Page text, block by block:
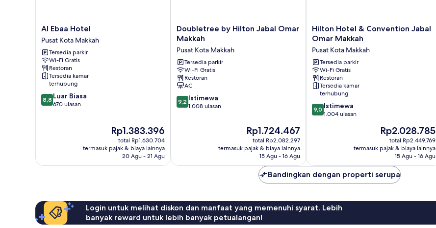
Al
Ebaa
Hotel
Pusat
Kota
Makkah
Al Ebaa Hotel
Pusat Kota Makkah
Tersedia parkir
Wi-Fi Gratis
Restoran
Tersedia kamar
terhubung
8.8
dari
8,8 Luar Biasa
670 ulasan
Harga
sekarang
Rp1.383.396
Rp1.383.396
total Rp1.630.704
termasuk pajak & biaya lainnya
20 Agu - 21 Agu
Doubletree
by
Jabal
Omar
Makkah
Pusat
Kota
Makkah
Doubletree by Hilton Jabal Omar
Makkah
Pusat Kota Makkah
Tersedia parkir
Wi-Fi Gratis
Restoran
AC
9.2
dari
9,2 Istimewa
1.008 ulasan
Harga
sekarang
Rp1.724.467
Rp1.724.467
total Rp2.082.297
termasuk pajak & biaya lainnya
15 Agu - 16 Agu
Hilton
Hotel
Convention
Jabal
Omar
Makkah
Pusat
Kota
Makkah
Hilton Hotel & Convention Jabal
Omar Makkah
Pusat Kota Makkah
Tersedia parkir
Wi-Fi Gratis
Restoran
Tersedia kamar
terhubung
9.0
dari
9,0 Istimewa
1.004 ulasan
Harga
sekarang
Rp2.028.785
Rp2.028.785
total Rp2.449.769
termasuk pajak & biaya lainnya
15 Agu - 16 Agu
Bandingkan dengan properti serupa
Login untuk melihat diskon dan manfaat yang memenuhi syarat. Lebih
banyak reward untuk lebih banyak petualangan!